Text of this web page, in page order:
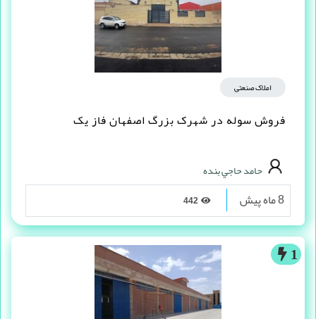
املاک صنعتی
فروش سوله در شهرک بزرگ اصفهان فاز یک
حامد حاجي بنده
8 ماه پیش
1